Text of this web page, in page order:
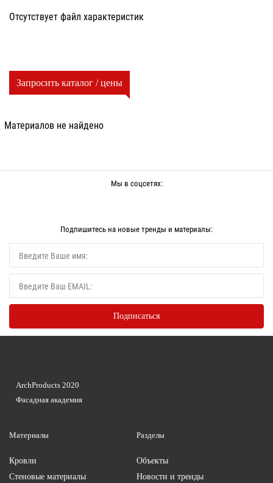
Отсутствует файл характеристик
Запросить каталог / цены
Материалов не найдено
Мы в соцсетях:
Подпишитесь на новые тренды и материалы:
Материалы
Кровли
Стеновые материалы
Разделы
Объекты
Новости и тренды
ArchProducts 2020
Фасадная академия